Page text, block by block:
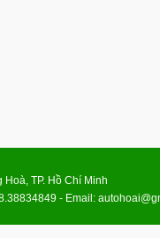
TP. Hồ Chí Minh
- Email: